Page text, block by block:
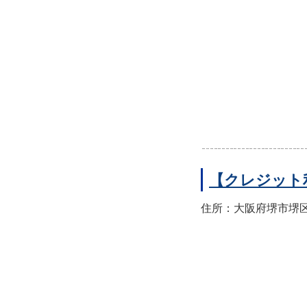
【クレジッ
住所：大阪府堺市堺